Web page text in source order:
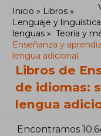
Inicio
Libros
Lenguaje y lingüística
lenguas
Teoría y
Enseñanza y
lengua adicional
Libros de
de idiomas:
lengua
Encontramos